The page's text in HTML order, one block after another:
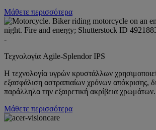
Μάθετε περισσότερα
Τεχνολογία Agile-Splendor IPS
Η τεχνολογία υγρών κρυστάλλων
εξασφάλιση αστραπιαίων χρόνων απόκρισης,
παράλληλα την εξαιρετική ακρίβεια χρωμάτων.
Μάθετε περισσότερα